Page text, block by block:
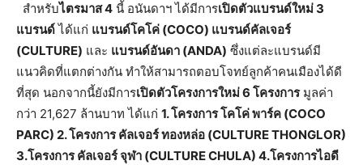
สำหรับไตรมาส 4 นี้ อนันดาฯ ได้มีการเปิดตัวแบรนด์ใหม่ 3
แบรนด์ได้แก่ แบรนด์โคโค่ (COCO) แบรนด์คัลเจอร์
(CULTURE) และ แบรนด์อันดา (ANDA) ซึ่งแต่ละแบรนด์มี
แนวคิดที่แตกต่างกัน ทำให้สามารถตอบโจทย์ลูกค้าคนเมืองได้ดี
ที่สุด นอกจากนี้ยังมีการเปิดตัวโครงการใหม่ 6 โครงการมูลค่า
กว่า 21,627 ล้านบาท ได้แก่ 1. โครงการ โคโค่ พาร์ค (COCO
PARC) 2. โครงการ คัลเจอร์ ทองหล่อ (CULTURE THONGLOR)
3.โครงการ คัลเจอร์ จุฬา (CULTURE CHULA) 4.โครงการไอดี